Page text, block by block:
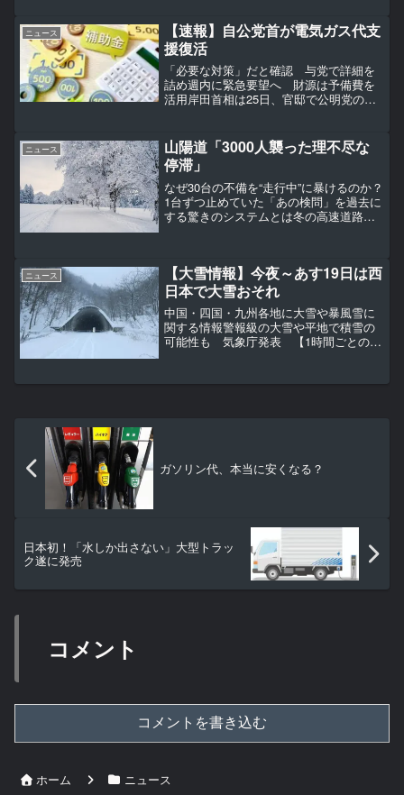
ニュース
【速報】自公党首が電気ガス代支
援復活
「必要な対策」だと確認 与党で詳細を
詰め週内に緊急要望へ 財源は予備費を
活用岸田首相は25日、官邸で公明党の山
暑乗り切り緊急支援」などについて意見
交換した。会談後、山...
ニュース
山陽道「3000人襲った理不尽な
停滞」
なぜ30台の不備を“走行中”に暴けるのか？
1台ずつ止めていた「あの検問」を過去に
する驚きのシステムとは冬の高速道路と
新の気象情報や交...
ニュース
【大雪情報】今夜～あす19日は西
日本で大雪おそれ
中国・四国・九州各地に大雪や暴風雪に
関する情報警報級の大雪や平地で積雪の
可能性も 気象庁発表 【1時間ごとの降
に大雪や暴風雪に関する情報を発表して
ガソリン代、本当に安くなる？
日本初！「水しか出さない」大型トラッ
ク遂に発売
コメント
コメントを書き込む
ホーム ニュース